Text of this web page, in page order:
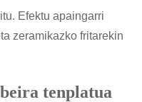
Efektu apaingarri
zeramikazko fritarekin
tenplatua